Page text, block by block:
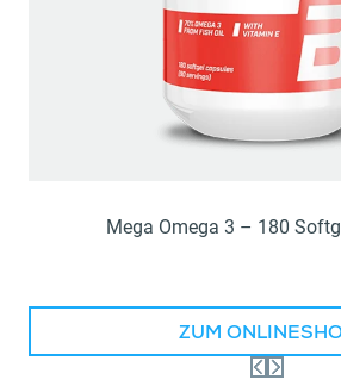
Mega Omega 3 – 180
ZUM